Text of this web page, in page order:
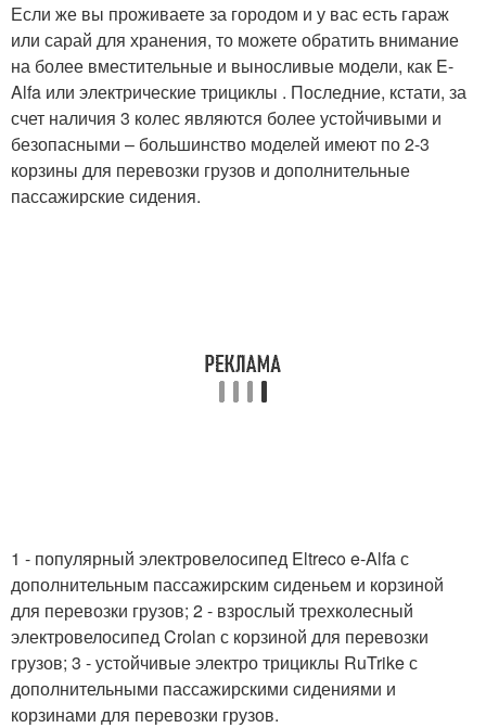
Если же вы проживаете за городом и у вас есть гараж
или сарай для хранения, то можете обратить внимание
на более вместительные и выносливые модели, как E-
Alfa или электрические трициклы . Последние, кстати, за
счет наличия 3 колес являются более устойчивыми и
безопасными – большинство моделей имеют по 2-3
корзины для перевозки грузов и дополнительные
пассажирские сидения.
1 - популярный электровелосипед Eltreco e-Alfa с
дополнительным пассажирским сиденьем и корзиной
для перевозки грузов; 2 - взрослый трехколесный
электровелосипед Crolan с корзиной для перевозки
грузов; 3 - устойчивые электро трициклы RuTrike с
дополнительными пассажирскими сидениями и
корзинами для перевозки грузов.